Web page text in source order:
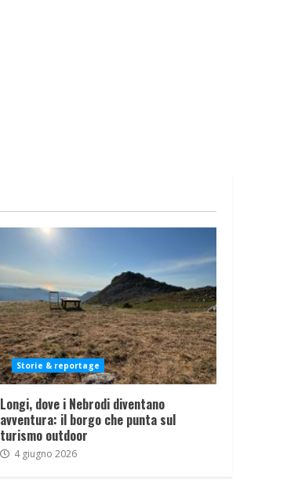
Storie & reportage
Longi, dove i Nebrodi diventano
avventura: il borgo che punta sul
turismo outdoor
4 giugno 2026